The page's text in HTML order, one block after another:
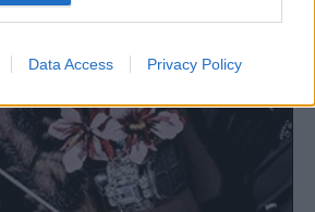
Data Access Privacy Policy